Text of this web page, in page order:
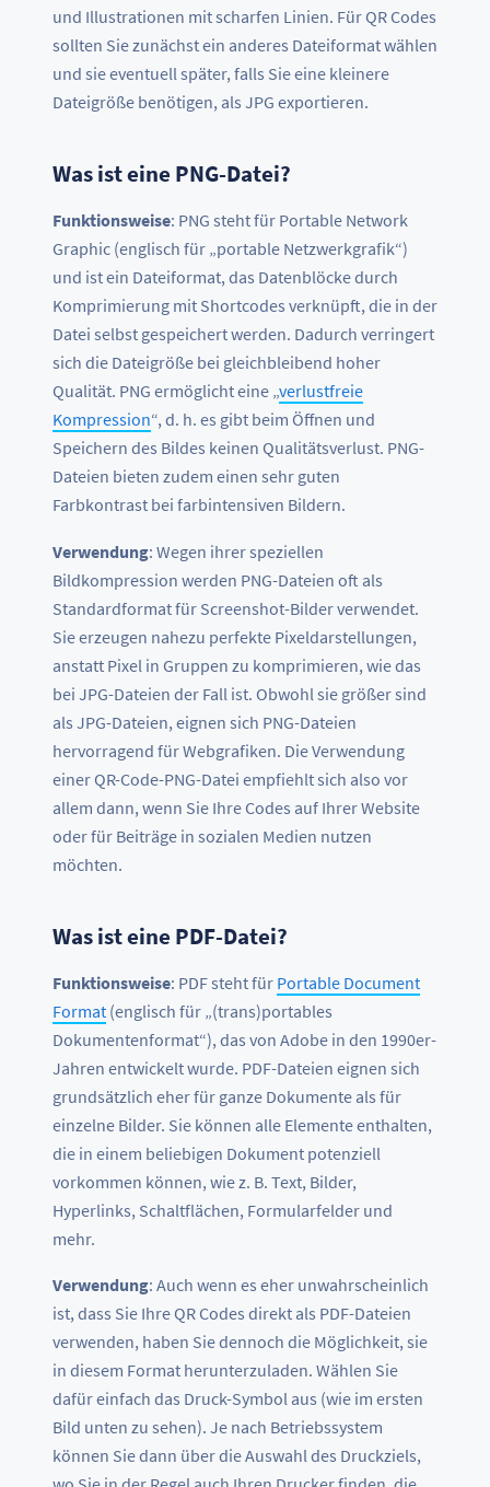
und Illustrationen mit scharfen Linien. Für QR Codes
sollten Sie zunächst ein anderes Dateiformat wählen
und sie eventuell später, falls Sie eine kleinere
Dateigröße benötigen, als JPG exportieren.
Was ist eine PNG-Datei?
Funktionsweise: PNG steht für Portable Network
Graphic (englisch für „portable Netzwerkgrafik“)
und ist ein Dateiformat, das Datenblöcke durch
Komprimierung mit Shortcodes verknüpft, die in der
Datei selbst gespeichert werden. Dadurch verringert
sich die Dateigröße bei gleichbleibend hoher
Qualität. PNG ermöglicht eine „verlustfreie
Kompression“, d. h. es gibt beim Öffnen und
Speichern des Bildes keinen Qualitätsverlust. PNG-
Dateien bieten zudem einen sehr guten
Farbkontrast bei farbintensiven Bildern.
Verwendung: Wegen ihrer speziellen
Bildkompression werden PNG-Dateien oft als
Standardformat für Screenshot-Bilder verwendet.
Sie erzeugen nahezu perfekte Pixeldarstellungen,
anstatt Pixel in Gruppen zu komprimieren, wie das
bei JPG-Dateien der Fall ist. Obwohl sie größer sind
als JPG-Dateien, eignen sich PNG-Dateien
hervorragend für Webgrafiken. Die Verwendung
einer QR-Code-PNG-Datei empfiehlt sich also vor
allem dann, wenn Sie Ihre Codes auf Ihrer Website
oder für Beiträge in sozialen Medien nutzen
möchten.
Was ist eine PDF-Datei?
Funktionsweise: PDF steht für Portable Document
Format (englisch für „(trans)portables
Dokumentenformat“), das von Adobe in den 1990er-
Jahren entwickelt wurde. PDF-Dateien eignen sich
grundsätzlich eher für ganze Dokumente als für
einzelne Bilder. Sie können alle Elemente enthalten,
die in einem beliebigen Dokument potenziell
vorkommen können, wie z. B. Text, Bilder,
Hyperlinks, Schaltflächen, Formularfelder und
mehr.
Verwendung: Auch wenn es eher unwahrscheinlich
ist, dass Sie Ihre QR Codes direkt als PDF-Dateien
verwenden, haben Sie dennoch die Möglichkeit, sie
in diesem Format herunterzuladen. Wählen Sie
dafür einfach das Druck-Symbol aus (wie im ersten
Bild unten zu sehen). Je nach Betriebssystem
können Sie dann über die Auswahl des Druckziels,